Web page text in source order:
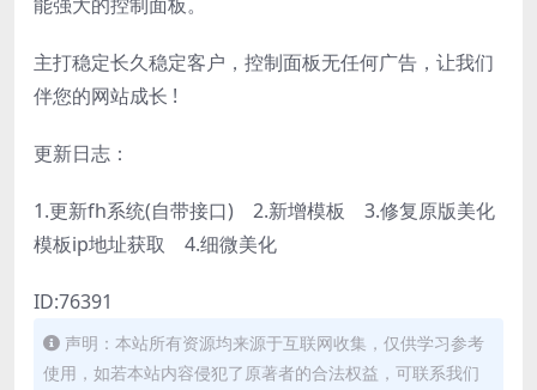
主打稳定长久稳定客户，控制面板无任何广告，让我们
伴您的网站成长 !
更新日志：
1.更新fh系统(自带接口) 2.新增模板 3.修复原版美化
模板ip地址获取 4.细微美化
ID:76391
声明：本站所有资源均来源于互联网收集，仅供学习参考
使用，如若本站内容侵犯了原著者的合法权益，可联系我们